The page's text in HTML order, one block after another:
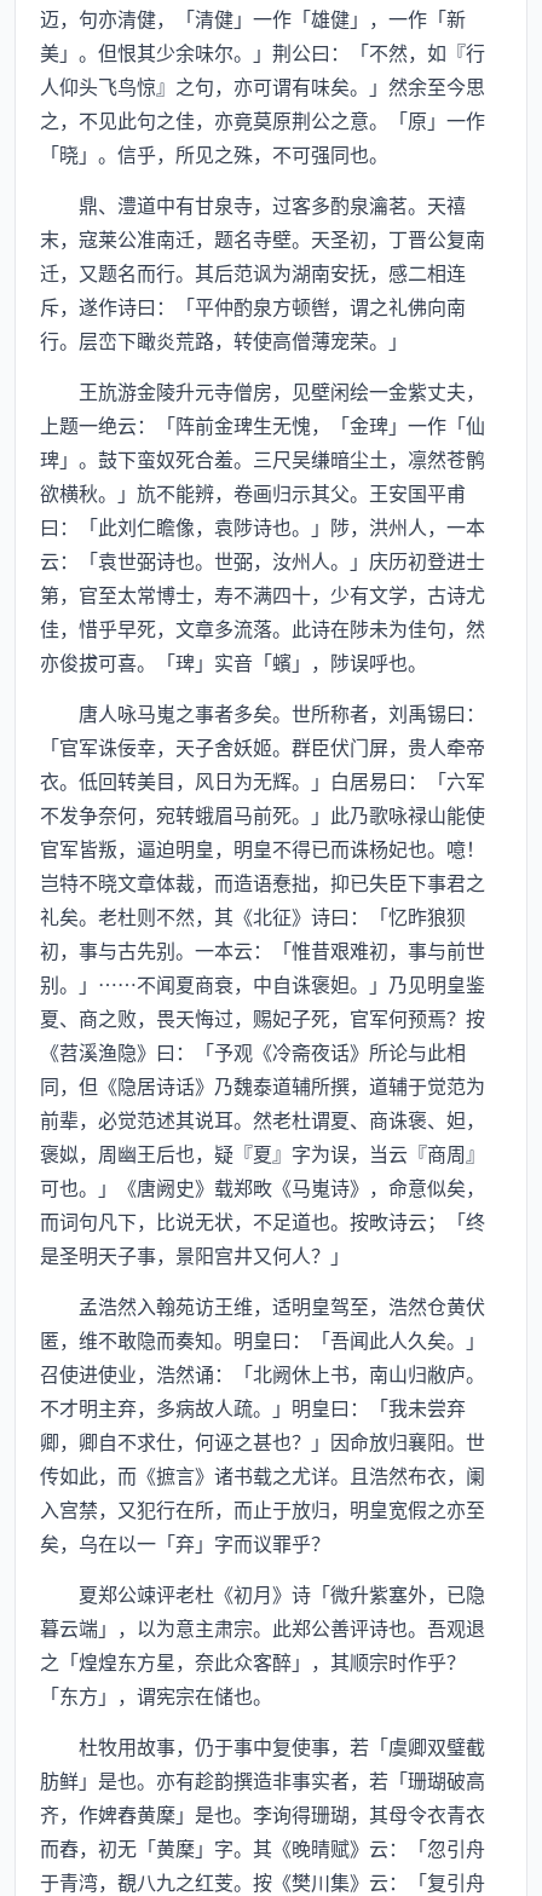
迈，句亦清健，「清健」一作「雄健」，一作「新
美」。但恨其少余味尔。」荆公曰：「不然，如『行
人仰头飞鸟惊』之句，亦可谓有味矣。」然余至今思
之，不见此句之佳，亦竟莫原荆公之意。「原」一作
「晓」。信乎，所见之殊，不可强同也。
鼎、澧道中有甘泉寺，过客多酌泉瀹茗。天禧
末，寇莱公准南迁，题名寺壁。天圣初，丁晋公复南
迁，又题名而行。其后范讽为湖南安抚，感二相连
斥，遂作诗曰：「平仲酌泉方顿辔，谓之礼佛向南
行。层峦下瞰炎荒路，转使高僧薄宠荣。」
王斻游金陵升元寺僧房，见壁闲绘一金紫丈夫，
上题一绝云：「阵前金琕生无愧，「金琕」一作「仙
琕」。鼓下蛮奴死合羞。三尺吴缣暗尘土，凛然苍鹘
欲横秋。」斻不能辨，卷画归示其父。王安国平甫
曰：「此刘仁瞻像，袁陟诗也。」陟，洪州人，一本
云：「袁世弼诗也。世弼，汝州人。」庆历初登进士
第，官至太常博士，寿不满四十，少有文学，古诗尤
佳，惜乎早死，文章多流落。此诗在陟未为佳句，然
亦俊拔可喜。「琕」实音「蠙」，陟误呼也。
唐人咏马嵬之事者多矣。世所称者，刘禹锡曰：
「官军诛佞幸，天子舍妖姬。群臣伏门屏，贵人牵帝
衣。低回转美目，风日为无辉。」白居易曰：「六军
不发争奈何，宛转蛾眉马前死。」此乃歌咏禄山能使
官军皆叛，逼迫明皇，明皇不得已而诛杨妃也。噫！
岂特不晓文章体裁，而造语惷拙，抑已失臣下事君之
礼矣。老杜则不然，其《北征》诗曰：「忆昨狼狈
初，事与古先别。一本云：「惟昔艰难初，事与前世
别。」……不闻夏商衰，中自诛褒妲。」乃见明皇鉴
夏、商之败，畏天悔过，赐妃子死，官军何预焉？按
《苕溪渔隐》曰：「予观《冷斋夜话》所论与此相
同，但《隐居诗话》乃魏泰道辅所撰，道辅于觉范为
前辈，必觉范述其说耳。然老杜谓夏、商诛褒、妲，
褒姒，周幽王后也，疑『夏』字为误，当云『商周』
可也。」《唐阙史》载郑畋《马嵬诗》，命意似矣，
而词句凡下，比说无状，不足道也。按畋诗云；「终
是圣明天子事，景阳宫井又何人？」
孟浩然入翰苑访王维，适明皇驾至，浩然仓黄伏
匿，维不敢隐而奏知。明皇曰：「吾闻此人久矣。」
召使进使业，浩然诵：「北阙休上书，南山归敝庐。
不才明主弃，多病故人疏。」明皇曰：「我未尝弃
卿，卿自不求仕，何诬之甚也？」因命放归襄阳。世
传如此，而《摭言》诸书载之尤详。且浩然布衣，阑
入宫禁，又犯行在所，而止于放归，明皇宽假之亦至
矣，乌在以一「弃」字而议罪乎？
夏郑公竦评老杜《初月》诗「微升紫塞外，已隐
暮云端」，以为意主肃宗。此郑公善评诗也。吾观退
之「煌煌东方星，奈此众客醉」，其顺宗时作乎？
「东方」，谓宪宗在储也。
杜牧用故事，仍于事中复使事，若「虞卿双璧截
肪鲜」是也。亦有趁韵撰造非事实者，若「珊瑚破高
齐，作婢舂黄穈」是也。李询得珊瑚，其母令衣青衣
而舂，初无「黄穈」字。其《晚晴赋》云：「忽引舟
于青湾，覩八九之红芰。按《樊川集》云：「复引舟